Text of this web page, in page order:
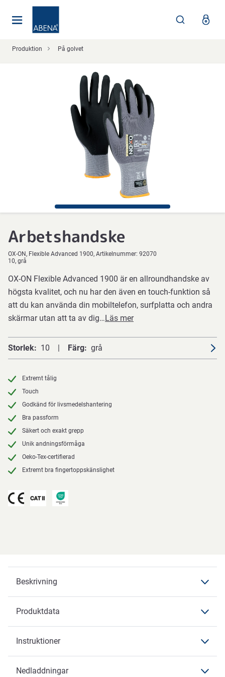
Produktion På golvet
Arbetshandske
OX-ON Flexible Advanced 1900 Artikelnummer: 92070
10, grå
OX-ON Flexible Advanced 1900 är en allroundhandske av
högsta kvalitet, och nu har den även en touch-funktion så
att du kan använda din mobiltelefon, surfplatta och andra
skärmar utan att ta av dig…Läs mer
Storlek 10 Färg grå
Extremt tålig
Touch
Godkänd för livsmedelshantering
Bra passform
Säkert och exakt grepp
Unik andningsförmåga
Oeko-Tex-certifierad
Extremt bra fingertoppskänslighet
Beskrivning
Produktbeskrivning
Produktdata
Instruktioner
Nedladdningar